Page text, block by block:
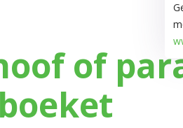
of